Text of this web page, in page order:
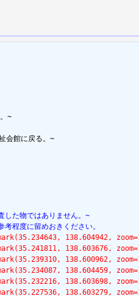
~
会館に戻る。~
した物ではありません。~
程度に留めおきください。
138.604942,
138.603676,
138.600962,
138.604459,
138.603698,
138.603279,